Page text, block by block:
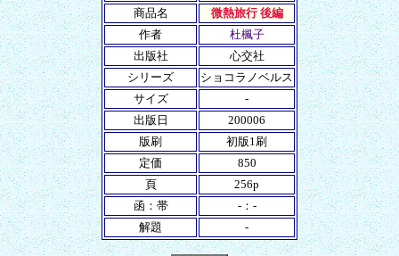
商品名
微熱旅行 後編
作者
杜楓子
出版社
心交社
シリーズ
ショコラノベルス
サイズ
-
出版日
200006
版刷
初版1刷
定価
850
頁
256p
函：帯
-：-
解題
-